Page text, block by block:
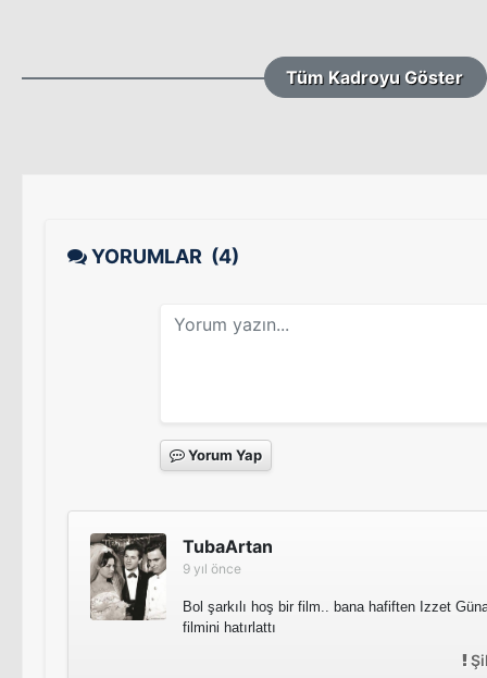
Tüm Kadroyu Göster
YORUMLAR (4)
Yorum Yap
TubaArtan
9 yıl önce
Bol şarkılı hoş bir film.. bana hafiften Izzet
filmini hatırlattı